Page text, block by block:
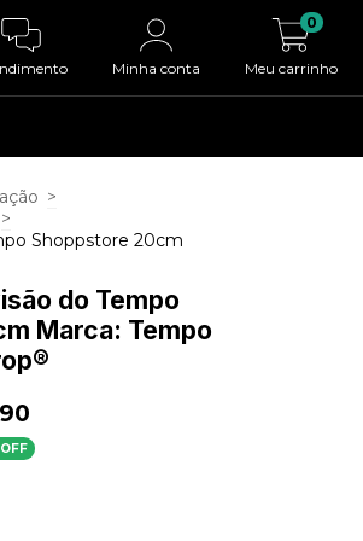
Minha conta Meu carrinho
0
>
>
Shoppstore 20cm
do Tempo
Marca: Tempo